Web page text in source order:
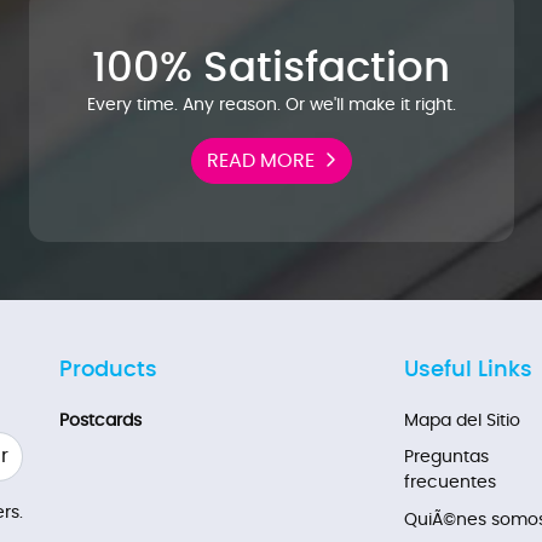
100% Satisfaction
Every time. Any reason. Or we'll make it right.
READ MORE
Products
Postcards
Useful Links
Mapa del Sitio
Preguntas
frecuentes
QuiÃ©nes